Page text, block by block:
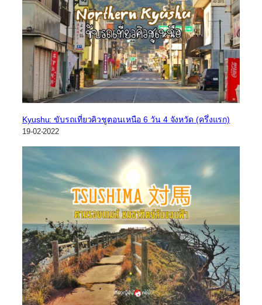
Kyushu: ขับรถเที่ยวคิวชูตอนเหนือ 6 วัน 4 จังหวัด (ครึ่งแรก)
19-02-2022